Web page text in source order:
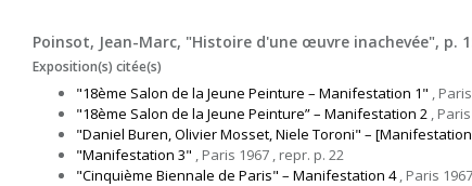
Poinsot, Jean-Marc, "Histoire d'une œuvre inachevée", p.
Exposition(s) citée(s)
"18ème Salon de la Jeune Peinture – Manifestation 1" ,
"18ème Salon de la Jeune Peinture” – Manifestation 2 ,
"Daniel Buren, Olivier Mosset, Niele Toroni" –
"Manifestation 3" , Paris 1967 , repr. p. 22
"Cinquième Biennale de Paris" – Manifestation 4, Paris